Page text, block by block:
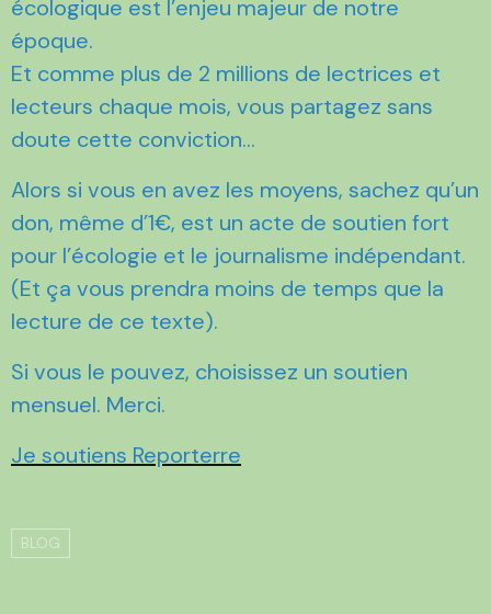
écologique est l’enjeu majeur de notre
époque.
Et comme plus de 2 millions de lectrices et
lecteurs chaque mois, vous partagez sans
doute cette conviction...
Alors si vous en avez les moyens, sachez qu’un
don, même d’1€, est un acte de soutien fort
pour l’écologie et le journalisme indépendant.
(Et ça vous prendra moins de temps que la
lecture de ce texte).
Si vous le pouvez, choisissez un soutien
mensuel. Merci.
Je soutiens Reporterre
BLOG